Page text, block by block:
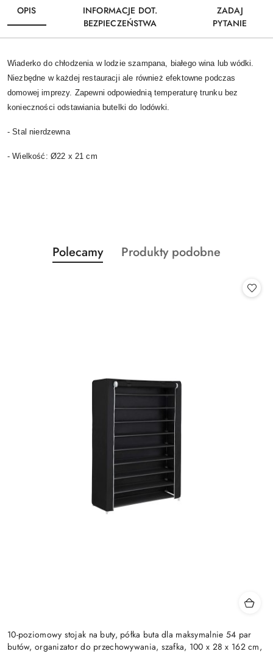
OPIS
INFORMACJE DOT.
BEZPIECZEŃSTWA
ZADAJ
PYTANIE
Wiaderko do chłodzenia w lodzie szampana, białego wina lub wódki.
Niezbędne w każdej restauracji ale również efektowne podczas
domowej imprezy. Zapewni odpowiednią temperaturę trunku bez
konieczności odstawiania butelki do lodówki.
- Stal nierdzewna
- Wielkość: Ø22 x 21 cm
Pomiń karuzelę produktów
Produkty
o
Polecamy
Produkty
Produkty podobne
10-poziomowy stojak na buty, półka buta dla maksymalnie 54 par
butów, organizator do przechowywania, szafka, 100 x 28 x 162 cm,